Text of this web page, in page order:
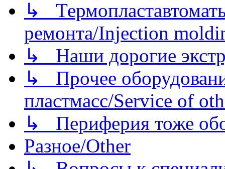
↳
ремонта/Injection
↳ Наши дорогие
↳ Прочее
пластмасс/Service of
↳ Периферия тоже
Разное/Other